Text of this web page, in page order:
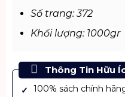
Số trang: 372
Khối lượng: 1000gr
Thông Tin Hữu
100% sách chính